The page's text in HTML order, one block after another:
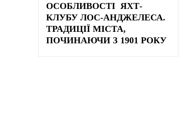
ОСОБЛИВОСТІ ЯХТ-
КЛУБУ ЛОС-АНДЖЕЛЕСА.
ТРАДИЦІЇ МІСТА,
ПОЧИНАЮЧИ З 1901 РОКУ